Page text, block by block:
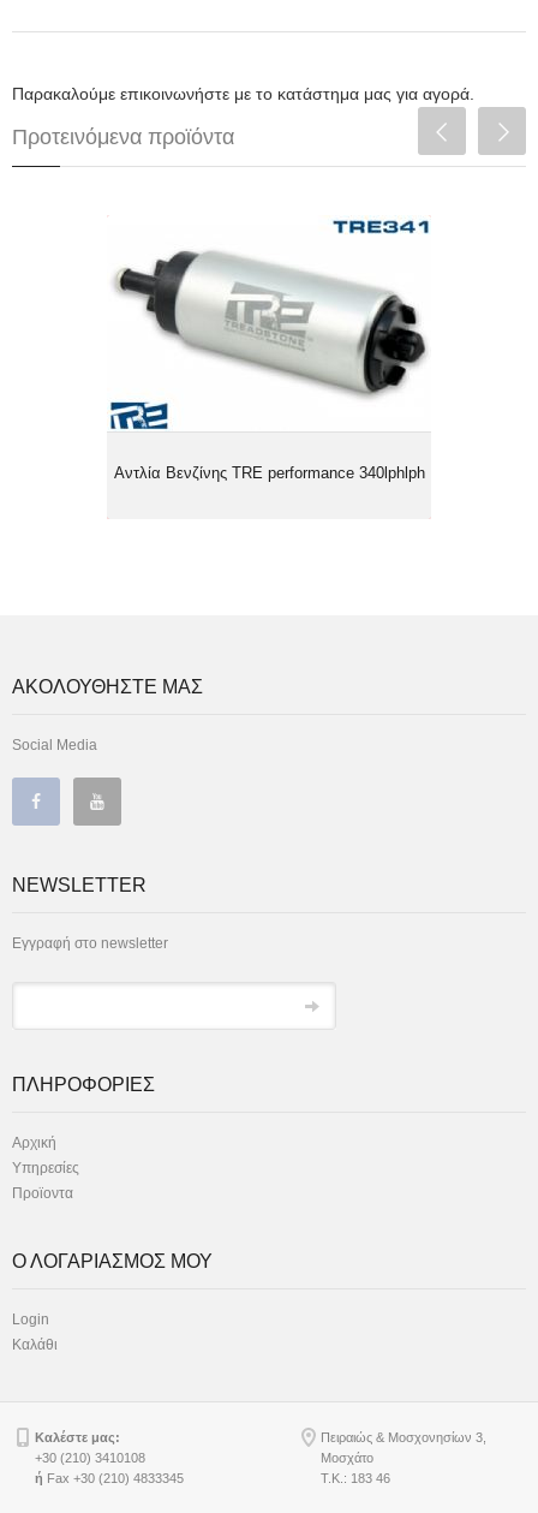
Παρακαλούμε επικοινωνήστε με το κατάστημα μας για αγορά.
Προτεινόμενα προϊόντα
Αντλία Βενζίνης TRE performance 340lphlph
ΑΚΟΛΟΥΘΗΣΤΕ ΜΑΣ
Social Media
NEWSLETTER
Εγγραφή στο newsletter
ΠΛΗΡΟΦΟΡΙΕΣ
Αρχική
Υπηρεσίες
Προϊοντα
Ο ΛΟΓΑΡΙΑΣΜΟΣ ΜΟΥ
Login
Καλάθι
Καλέστε μας:
+30 (210) 3410108
ή Fax +30 (210) 4833345
Πειραιώς & Μοσχονησίων 3,
Μοσχάτο
Τ.Κ.: 183 46